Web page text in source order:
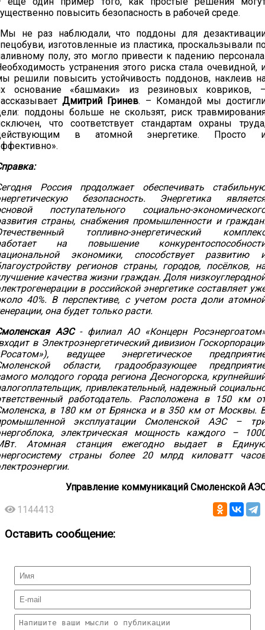
повысить безопасность в рабочей среде.
не раз наблюдали, что поддоны для
изготовленные из пластика, проскальзывали
полу, это могло привести к падению
устранения этого риска стала очевидной,
решили повысить устойчивость поддонов, наклеив
основание «башмаки» из резиновых ковриков,
Дмитрий Гринев. – Командой мы
поддоны больше не скользят, риск
что соответствует стандартам охраны
в атомной энергетике. Просто
Россия продолжает обеспечивать
безопасность. Энергетика
поступательного социально-
страны, снабжения промышленности и
топливно-энергетический
на повышение
экономики, способствует развитию
регионов страны, городов, посёлков,
качества жизни граждан. Доля
в российской энергетике составляет
40%. В перспективе, с учетом роста доли
она будет только расти.
АЭС- филиал АО «Концерн
в Электроэнергетический дивизион
ведущее энергетическое
области, градообразующее
молодого города региона Десногорска,
привлекательный, надежный
работодатель. Расположена в 150 км
в 180 км от Брянска и в 350 км от Москвы.
эксплуатации Смоленской АЭС –
электрическая мощность каждого –
Атомная станция ежегодно выдает в
страны более 20 млрд киловатт
Управление коммуникаций Смоленской
1144413
Оставить сообщение: